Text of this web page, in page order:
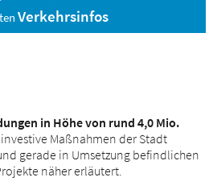
Verkehrsinfos
in Höhe von rund 4,0 Mio.
Maßnahmen der Stadt
gerade in Umsetzung befindlichen
näher erläutert.